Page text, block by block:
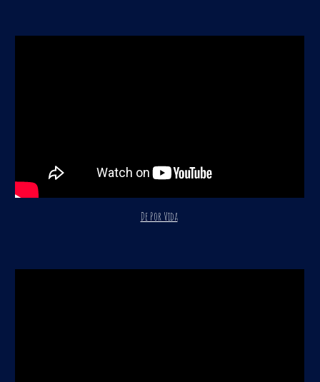
De Por Vida